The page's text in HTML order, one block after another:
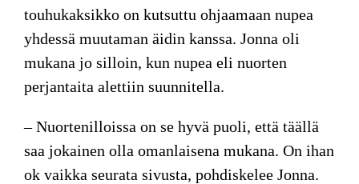
touhukaksikko on kutsuttu ohjaamaan nupea
yhdessä muutaman äidin kanssa. Jonna oli
mukana jo silloin, kun nupea eli nuorten
perjantaita alettiin suunnitella.
– Nuortenilloissa on se hyvä puoli, että täällä
saa jokainen olla omanlaisena mukana. On ihan
ok vaikka seurata sivusta, pohdiskelee Jonna.